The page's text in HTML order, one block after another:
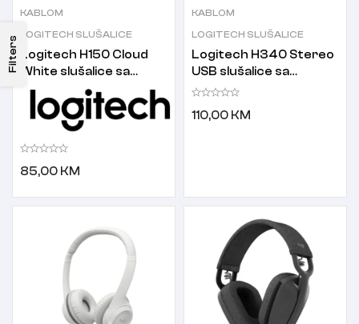
Filters
KABLOM
LOGITECH SLUŠALICE
Logitech H150 Cloud
White slušalice sa
mikrofonom bijele
85,00 KM
KABLOM
LOGITECH SLUŠALICE
Logitech H340 Stereo
USB slušalice sa
mikrofonom za
110,00 KM